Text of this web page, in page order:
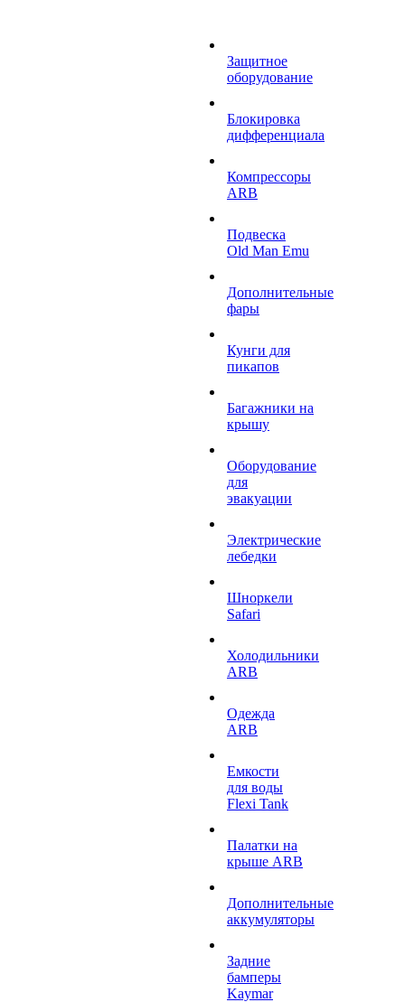
Защитное
оборудование
Блокировка
дифференциала
Компрессоры
ARB
Подвеска
Old Man Emu
Дополнительные
фары
Кунги для
пикапов
Багажники на
крышу
Оборудование
для
эвакуации
Электрические
лебедки
Шноркели
Safari
Холодильники
ARB
Одежда
ARB
Емкости
для воды
Flexi Tank
Палатки на
крыше ARB
Дополнительные
аккумуляторы
Задние
бамперы
Kaymar